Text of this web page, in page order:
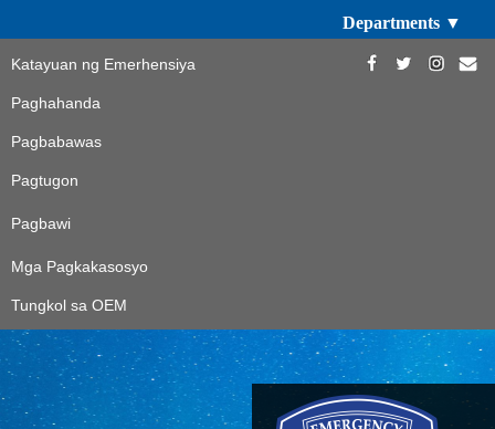
Departments ▼
Katayuan ng Emerhensiya
Paghahanda
Pagbabawas
Pagtugon
Pagbawi
Mga Pagkakasosyo
Tungkol sa OEM